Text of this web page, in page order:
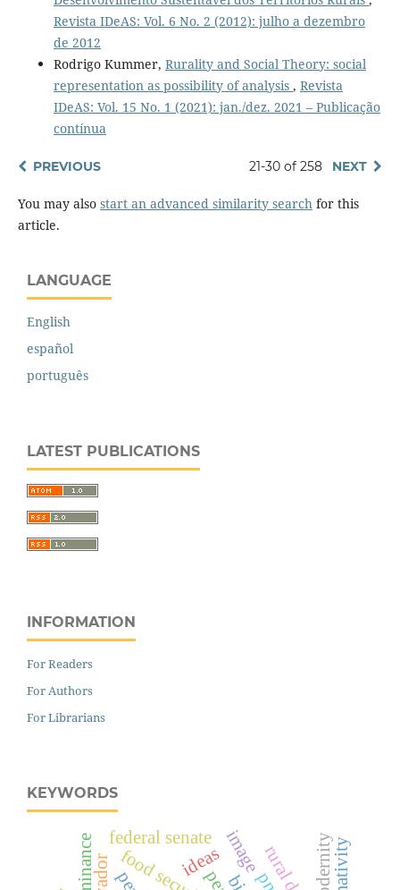
Revista IDeAS: Vol. 6 No. 2 (2012): julho a dezembro
de 2012
Rodrigo Kummer, Rurality and Social Theory: social
representation as possibility of analysis , Revista
IDeAS: Vol. 15 No. 1 (2021): jan./dez. 2021 – Publicação
contínua
PREVIOUS 21-30 of 258 NEXT
You may also start an advanced similarity searchfor this
article.
LANGUAGE
English
español
português
LATEST PUBLICATIONS
INFORMATION
For Readers
For Authors
For Librarians
KEYWORDS
modernity
image
federal senate
ideas